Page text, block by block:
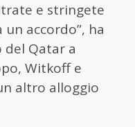
e stringete
accordo”, ha
Qatar a
Witkoff e
altro alloggio